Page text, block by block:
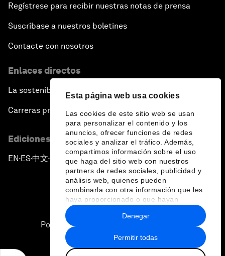
Esta página web usa cookies
Las cookies de este sitio web se usan
para personalizar el contenido y los
anuncios, ofrecer funciones de redes
sociales y analizar el tráfico. Además,
compartimos información sobre el uso
que haga del sitio web con nuestros
partners de redes sociales, publicidad y
análisis web, quienes pueden
combinarla con otra información que les
haya proporcionado o que hayan
recopilado a partir del uso que haya
hecho de sus servicios.
Permitir todas
Denegar
Regístrese para recibir nuestras notas de prensa
Suscríbase a nuestros boletines
Contacte con nosotros
Enlaces directos
La sostenibilidad en el Foro
Carreras profesionales
Ediciones en otros idiomas
EN ▪ ES▪中文▪ 日本語
Política de privacidad y normas de uso